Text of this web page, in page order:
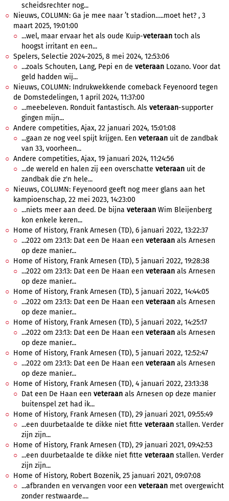
scheidsrechter nog...
Nieuws, COLUMN: Ga je mee naar ’t stadion…..moet het? , 3
maart 2025, 19:01:00
...wel, maar ervaar het als oude Kuip-veteraan toch als
hoogst irritant en een...
Spelers, Selectie 2024-2025, 8 mei 2024, 12:53:06
...zoals Schouten, Lang, Pepi en de veteraan Lozano. Voor dat
geld hadden wij...
Nieuws, COLUMN: Indrukwekkende comeback Feyenoord tegen
de Domstedelingen, 1 april 2024, 11:37:00
...meebeleven. Ronduit fantastisch. Als veteraan-supporter
gingen mijn...
Andere competities, Ajax, 22 januari 2024, 15:01:08
...gaan ze nog veel spijt krijgen. Een veteraan uit de zandbak
van 33, voorheen...
Andere competities, Ajax, 19 januari 2024, 11:24:56
...de wereld en halen zij een overschatte veteraan uit de
zandbak die z'n hele...
Nieuws, COLUMN: Feyenoord geeft nog meer glans aan het
kampioenschap, 22 mei 2023, 14:23:00
...niets meer aan deed. De bijna veteraan Wim Bleijenberg
kon enkele keren...
Home of History, Frank Arnesen (TD), 6 januari 2022, 13:22:37
...2022 om 23:13: Dat een De Haan een veteraan als Arnesen
op deze manier...
Home of History, Frank Arnesen (TD), 5 januari 2022, 19:28:38
...2022 om 23:13: Dat een De Haan een veteraan als Arnesen
op deze manier...
Home of History, Frank Arnesen (TD), 5 januari 2022, 14:44:05
...2022 om 23:13: Dat een De Haan een veteraan als Arnesen
op deze manier...
Home of History, Frank Arnesen (TD), 5 januari 2022, 14:25:17
...2022 om 23:13: Dat een De Haan een veteraan als Arnesen
op deze manier...
Home of History, Frank Arnesen (TD), 5 januari 2022, 12:52:47
...2022 om 23:13: Dat een De Haan een veteraan als Arnesen
op deze manier...
Home of History, Frank Arnesen (TD), 4 januari 2022, 23:13:38
Dat een De Haan een veteraan als Arnesen op deze manier
buitenspel zet had ik...
Home of History, Frank Arnesen (TD), 29 januari 2021, 09:55:49
...een duurbetaalde te dikke niet fitte veteraan stallen. Verder
zijn zijn...
Home of History, Frank Arnesen (TD), 29 januari 2021, 09:42:53
...een duurbetaalde te dikke niet fitte veteraan stallen. Verder
zijn zijn...
Home of History, Robert Bozenik, 25 januari 2021, 09:07:08
...afbranden en vervangen voor een veteraan met overgewicht
zonder restwaarde....